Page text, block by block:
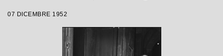
07 DICEMBRE 1952